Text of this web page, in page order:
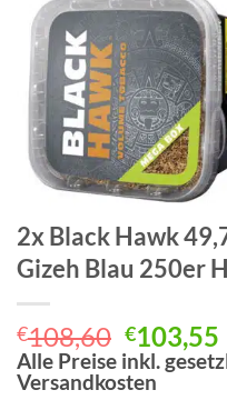
2x Black Hawk
Gizeh Blau 250er
€108,60
Preis
war:
€103,55
Alle Preise inkl.
Versandkosten